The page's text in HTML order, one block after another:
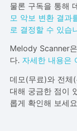
물론 구독을 통해
모 악보 변환 결과
로 결정할 수 있습
Melody Scanner
다. 자세한 내용은
데모(무료)와 전체
대해 궁금한 점이
롭게 확인해 보세